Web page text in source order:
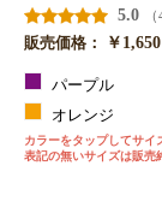
5.0
販売価格：
￥1,650
パープル
オレンジ
カラーをタップしてサイ
表記の無いサイズは販売